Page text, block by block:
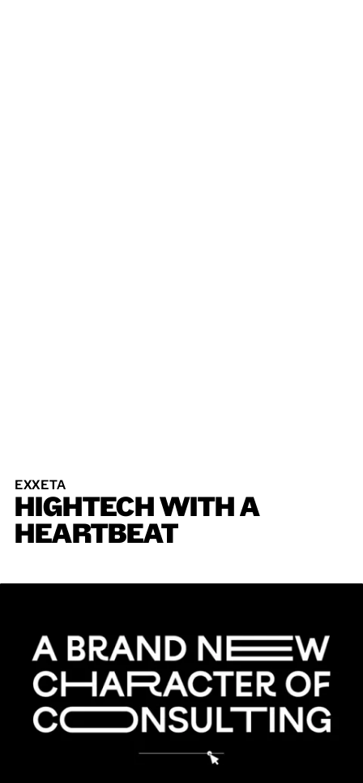
EXXETA
HIGHTECHWITHA
HEARTBEAT